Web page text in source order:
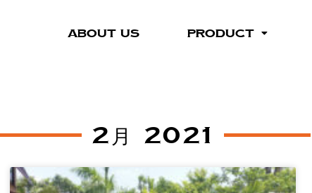
ABOUT US PRODUCT
2月 2021